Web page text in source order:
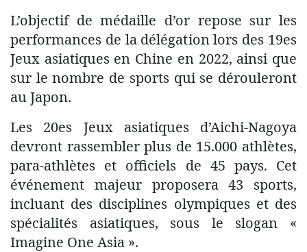
L’objectif de médaille d’or repose sur les
performances de la délégation lors des 19es
Jeux asiatiques en Chine en 2022, ainsi que
sur le nombre de sports qui se dérouleront
au Japon.
Les 20es Jeux asiatiques d’Aichi-Nagoya
devront rassembler plus de 15.000 athlètes,
para-athlètes et officiels de 45 pays. Cet
événement majeur proposera 43 sports,
incluant des disciplines olympiques et des
spécialités asiatiques, sous le slogan «
Imagine One Asia ».